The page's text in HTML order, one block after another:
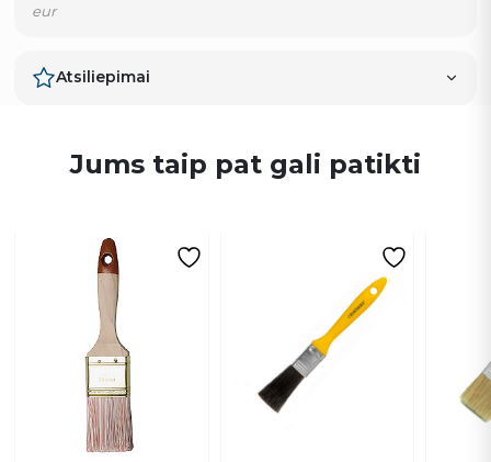
eur
Atsiliepimai
Jums taip pat gali patikti